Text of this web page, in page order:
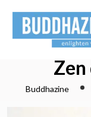
Zen
Buddhazine